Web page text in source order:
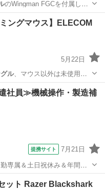
のWingman FGCを付属しま
ゲーム ボタン
ングマウス】ELECOM
5月22日
グル、マウス以外は未使用で
器 ゲーミングマウス
社員≫機械操作・製造補
提携サイト 7月21日
専属＆土日祝休み＆年間休
通勤OK＆無料駐車場あり
県常陸大宮市》 人気の
ット Razer Blackshark